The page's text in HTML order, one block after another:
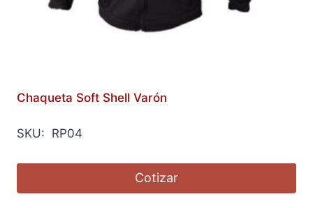
Chaqueta Soft Shell Varón
SKU: RP04
Cotizar